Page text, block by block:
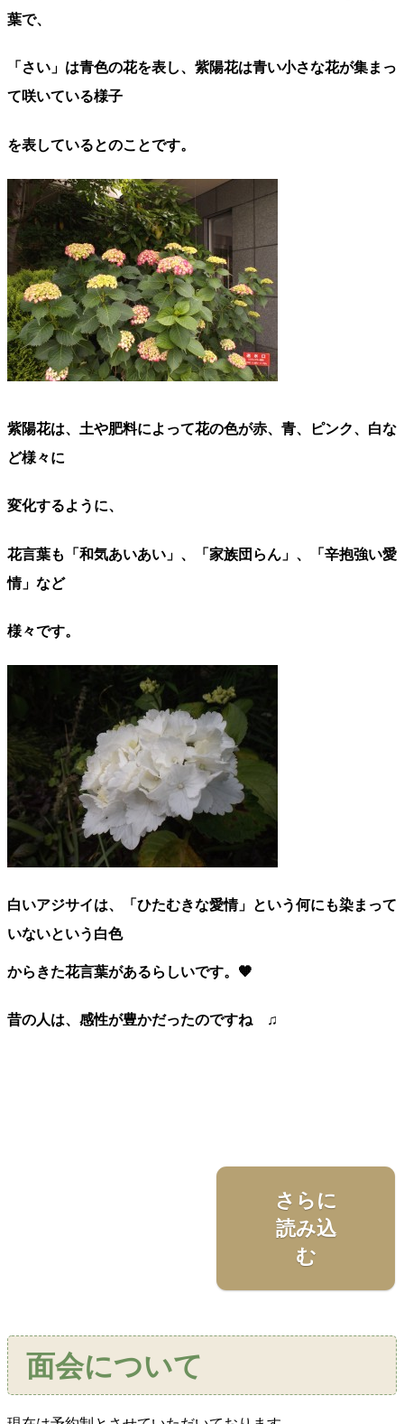
葉で、
「さい」は青色の花を表し、紫陽花は青い小さな花が集まっ
て咲いている様子
を表しているとのことです。
紫陽花は、土や肥料によって花の色が赤、青、ピンク、白な
ど様々に
変化するように、
花言葉も「和気あいあい」、「家族団らん」、「辛抱強い愛
情」など
様々です。
白いアジサイは、「ひたむきな愛情」という何にも染まって
いないという白色
からきた花言葉があるらしいです。🧡
昔の人は、感性が豊かだったのですね ♫
さらに
読み込
む
面会について